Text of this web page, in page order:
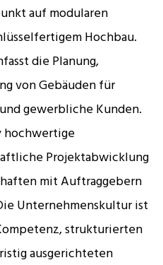
auf modularen
Hochbau.
die Planung,
von Gebäuden für
gewerbliche Kunden.
hochwertige
Projektabwicklung
mit Auftraggebern
Unternehmenskultur ist
strukturierten
ausgerichteten